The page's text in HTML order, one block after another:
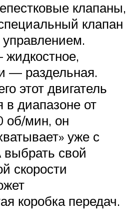
клапаны,
клапан
— раздельная.
этот двигатель
в диапазоне от
об/мин, он
уже с
свой
скорости
коробка передач.